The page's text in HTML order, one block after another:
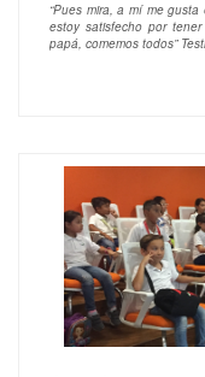
“Pues mira, a mí me
estoy satisfecho por
papá, comemos todos”